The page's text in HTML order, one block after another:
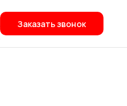
Заказать звонок